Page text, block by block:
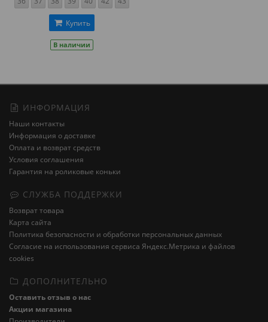
Купить
В наличии
ИНФОРМАЦИЯ
Наши контакты
Информация о доставке
Оплата и возврат средств
Условия соглашения
Гарантия на роликовые коньки
СЛУЖБА ПОДДЕРЖКИ
Возврат товара
Карта сайта
Политика безопасности и обработки персональных данных
Cогласие на использования сервиса Яндекс.Метрика и файлов
cookies
ДОПОЛНИТЕЛЬНО
Оставить отзыв о нас
Акции магазина